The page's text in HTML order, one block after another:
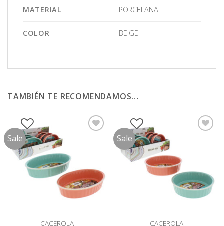
MATERIAL PORCELANA
COLOR BEIGE
TAMBIÉN TE RECOMENDAMOS…
Sale
CACEROLA
Sale
CACEROLA